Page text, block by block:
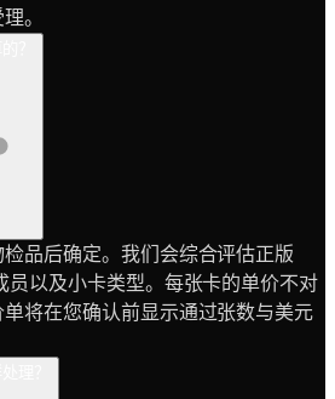
。
品后确定。我们会综合评估正版
员以及小卡类型。每张卡的单价不对
将在您确认前显示通过张数与美元